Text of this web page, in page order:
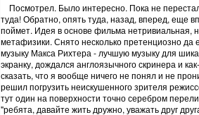
Посмотрел. Было интересно. Пока не
туда! Обратно, опять туда, назад, вперед, еще
поймет. Идея в основе фильма нетривиальная,
метафизики. Снято несколько претенциозно
музыку Макса Рихтера - лучшую музыку для
экранку, дождался англоязычного скринера и
сказать, что я вообще ничего не понял и не
решил погрузить неискушенного зрителя
тут один на поверхности точно серебром
"ребята, давайте жить дружно, уважать друг